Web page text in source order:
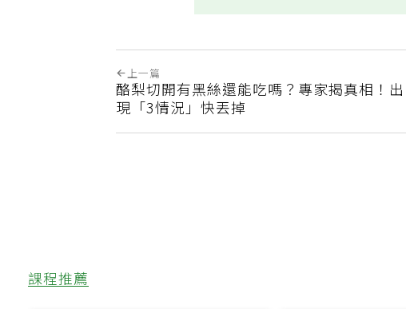
上一篇
酪梨切開有黑絲還能吃嗎？專家揭真相！出
現「3情況」快丟掉
課程推薦